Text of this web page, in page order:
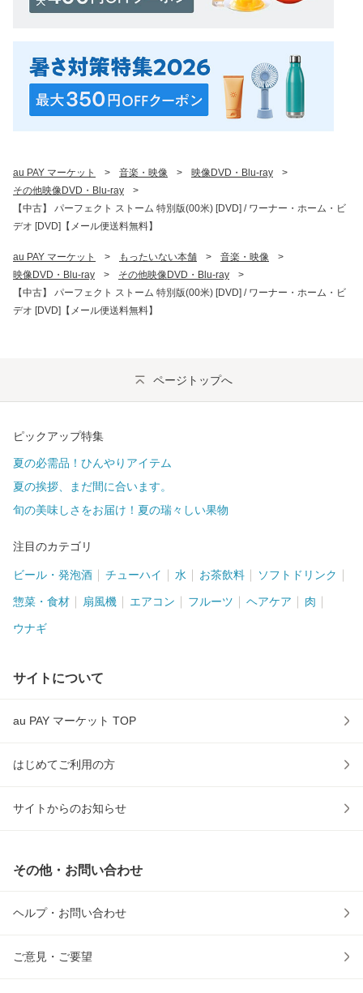
au PAY マーケット > 音楽・映像 > 映像DVD・Blu-ray
>
その他映像DVD・Blu-ray
>
【中古】 パーフェクト ストーム 特別版(00米) [DVD] / ワーナー・ホーム・ビ
デオ [DVD]【メール便送料無料】
au PAY マーケット > もったいない本舗 > 音楽・映像
>
映像DVD・Blu-ray
> その他映像DVD・Blu-ray
>
【中古】 パーフェクト ストーム 特別版(00米) [DVD] / ワーナー・ホーム・ビ
デオ [DVD]【メール便送料無料】
ページトップへ
ピックアップ特集
夏の必需品！ひんやりアイテム
夏の挨拶、まだ間に合います。
旬の美味しさをお届け！夏の瑞々しい果物
注目のカテゴリ
ビール・発泡酒 チューハイ 水 お茶飲料 ソフトドリンク
惣菜・食材 扇風機 エアコン フルーツ ヘアケア 肉
ウナギ
サイトについて
au PAY マーケット TOP
はじめてご利用の方
サイトからのお知らせ
その他・お問い合わせ
ヘルプ・お問い合わせ
ご意見・ご要望